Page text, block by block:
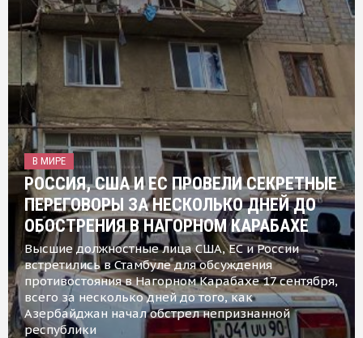
В МИРЕ
РОССИЯ, США И ЕС ПРОВЕЛИ СЕКРЕТНЫЕ
ПЕРЕГОВОРЫ ЗА НЕСКОЛЬКО ДНЕЙ ДО
ОБОСТРЕНИЯ В НАГОРНОМ КАРАБАХЕ
Высшие должностные лица США, ЕС и России
встретились в Стамбуле для обсуждения
противостояния в Нагорном Карабахе 17 сентября,
всего за несколько дней до того, как
Азербайджан начал обстрел непризнанной
республики